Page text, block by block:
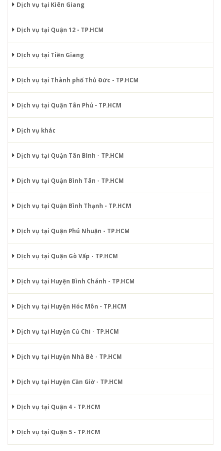
Dịch vụ tại Kiên Giang
Dịch vụ tại Quận 12 - TP.HCM
Dịch vụ tại Tiền Giang
Dịch vụ tại Thành phố Thủ Đức - TP.HCM
Dịch vụ tại Quận Tân Phú - TP.HCM
Dịch vụ khác
Dịch vụ tại Quận Tân Bình - TP.HCM
Dịch vụ tại Quận Bình Tân - TP.HCM
Dịch vụ tại Quận Bình Thạnh - TP.HCM
Dịch vụ tại Quận Phú Nhuận - TP.HCM
Dịch vụ tại Quận Gò Vấp - TP.HCM
Dịch vụ tại Huyện Bình Chánh - TP.HCM
Dịch vụ tại Huyện Hóc Môn - TP.HCM
Dịch vụ tại Huyện Củ Chi - TP.HCM
Dịch vụ tại Huyện Nhà Bè - TP.HCM
Dịch vụ tại Huyện Cần Giờ - TP.HCM
Dịch vụ tại Quận 4 - TP.HCM
Dịch vụ tại Quận 5 - TP.HCM